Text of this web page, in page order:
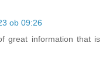
ob 09:26
great information that is